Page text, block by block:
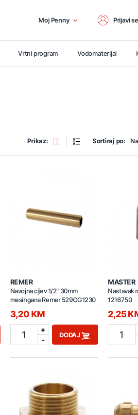
Moj Penny Prijavi se
Vrtni program Vodomaterijal
Prikaz: Sortiraj po:
REMER
Navojna cijev 1/2" 30mm
mesingana Remer 529OG1230
3,20 KM
1
+
-
DODAJ
MASTER
Nastavak
1216750
2,25
1